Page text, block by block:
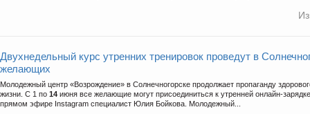
Двухнедельный курс утренних тренировок проведут в
желающих
Молодежный центр «Возрождение» в Солнечногорске продолжает пропаганду
жизни. С 1 по 14 июня все желающие могут присоединиться к утренней онлайн-
прямом эфире Instagram специалист Юлия Бойкова. Молодежный...